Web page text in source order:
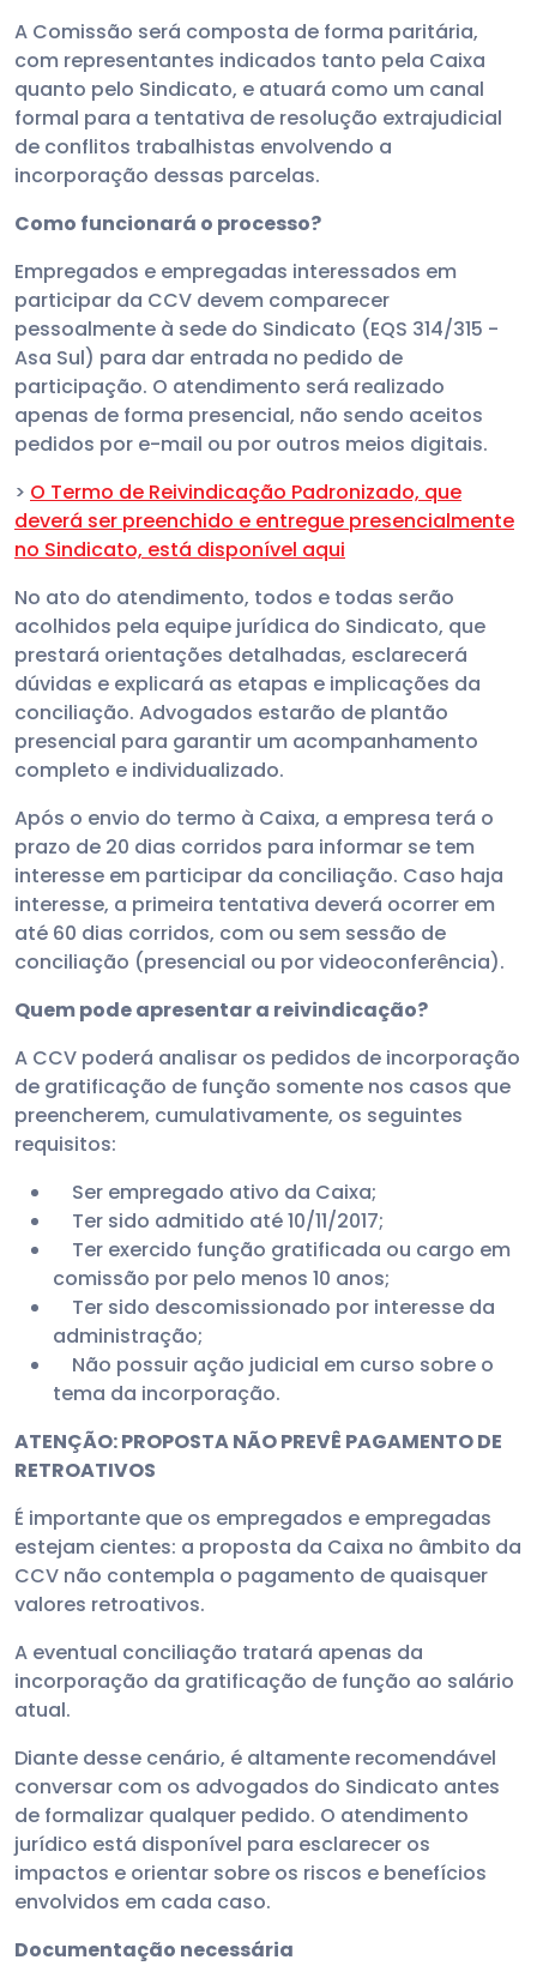
A Comissão será composta de forma paritária,
com representantes indicados tanto pela Caixa
quanto pelo Sindicato, e atuará como um canal
formal para a tentativa de resolução extrajudicial
de conflitos trabalhistas envolvendo a
incorporação dessas parcelas.
Como funcionará o processo?
Empregados e empregadas interessados em
participar da CCV devem comparecer
pessoalmente à sede do Sindicato (EQS 314/315 -
Asa Sul) para dar entrada no pedido de
participação. O atendimento será realizado
apenas de forma presencial, não sendo aceitos
pedidos por e-mail ou por outros meios digitais.
> O Termo de Reivindicação Padronizado, que
deverá ser preenchido e entregue presencialmente
no Sindicato, está disponível aqui
No ato do atendimento, todos e todas serão
acolhidos pela equipe jurídica do Sindicato, que
prestará orientações detalhadas, esclarecerá
dúvidas e explicará as etapas e implicações da
conciliação. Advogados estarão de plantão
presencial para garantir um acompanhamento
completo e individualizado.
Após o envio do termo à Caixa, a empresa terá o
prazo de 20 dias corridos para informar se tem
interesse em participar da conciliação. Caso haja
interesse, a primeira tentativa deverá ocorrer em
até 60 dias corridos, com ou sem sessão de
conciliação (presencial ou por videoconferência).
Quem pode apresentar a reivindicação?
A CCV poderá analisar os pedidos de incorporação
de gratificação de função somente nos casos que
preencherem, cumulativamente, os seguintes
requisitos:
Ser empregado ativo da Caixa;
Ter sido admitido até 10/11/2017;
Ter exercido função gratificada ou cargo em
comissão por pelo menos 10 anos;
Ter sido descomissionado por interesse da
administração;
Não possuir ação judicial em curso sobre o
tema da incorporação.
ATENÇÃO: PROPOSTA NÃO PREVÊ PAGAMENTO DE
RETROATIVOS
É importante que os empregados e empregadas
estejam cientes: a proposta da Caixa no âmbito da
CCV não contempla o pagamento de quaisquer
valores retroativos.
A eventual conciliação tratará apenas da
incorporação da gratificação de função ao salário
atual.
Diante desse cenário, é altamente recomendável
conversar com os advogados do Sindicato antes
de formalizar qualquer pedido. O atendimento
jurídico está disponível para esclarecer os
impactos e orientar sobre os riscos e benefícios
envolvidos em cada caso.
Documentação necessária